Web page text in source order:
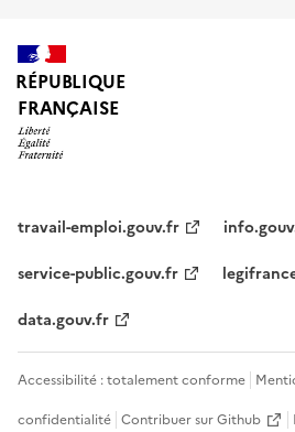
RÉPUBLIQUE
FRANÇAISE
travail-emploi.gouv.fr
service-public.gouv.fr
data.gouv.fr
Accessibilité : totalement conforme
confidentialité Contribuer sur Github